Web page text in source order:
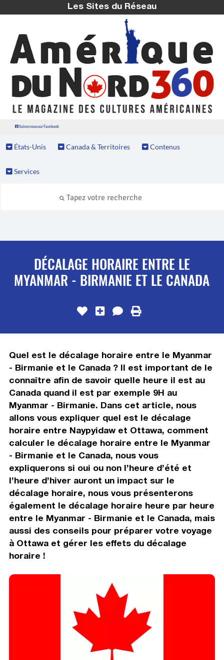
Les Sites du Réseau
Suivez nous sur Facebook
États-Unis Canada & Territoires Contenus
Services
DÉCALAGE HORAIRE ENTRE LE
MYANMAR - BIRMANIE ET LE CANADA
Quel est le décalage horaire entre le Myanmar
- Birmanie et le Canada ? Il est important de le
connaître afin de savoir quelle heure il est au
Canada quand il est par exemple 9H au
Myanmar - Birmanie. Dans cet article, nous
allons vous expliquer quel est le décalage
horaire entre Naypyidaw et Ottawa, comment
calculer le décalage horaire entre le Myanmar
- Birmanie et le Canada, nous vous
expliquerons si oui ou non l’heure d’été et
l’heure d’hiver auront un impact sur le
décalage horaire, nous vous présenterons
également le décalage horaire heure par heure
entre le Myanmar - Birmanie et le Canada, mais
aussi des conseils pour préparer votre voyage
à Ottawa et gérer les effets du décalage
horaire !